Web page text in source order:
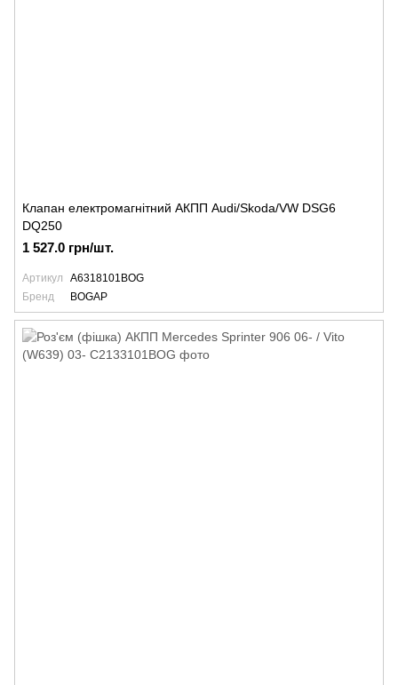
Клапан електромагнітний АКПП Audi/Skoda/VW DSG6
DQ250
1 527.0 грн/шт.
Артикул
A6318101BOG
Бренд
BOGAP